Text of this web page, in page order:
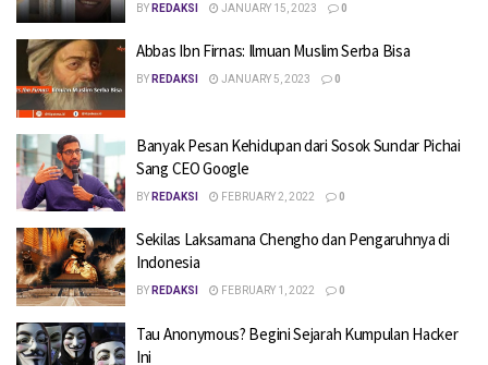
BY REDAKSI JANUARY 15, 2023 0
Abbas Ibn Firnas: Ilmuan Muslim Serba Bisa
BY REDAKSI JANUARY 5, 2023 0
Banyak Pesan Kehidupan dari Sosok Sundar Pichai
Sang CEO Google
BY REDAKSI FEBRUARY 2, 2022 0
Sekilas Laksamana Chengho dan Pengaruhnya di
Indonesia
BY REDAKSI FEBRUARY 1, 2022 0
Tau Anonymous? Begini Sejarah Kumpulan Hacker
Ini